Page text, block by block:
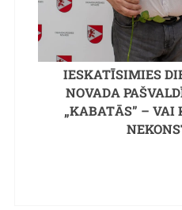
IESKATĪSIMIES
NOVADA
„KABATĀS” – VAI